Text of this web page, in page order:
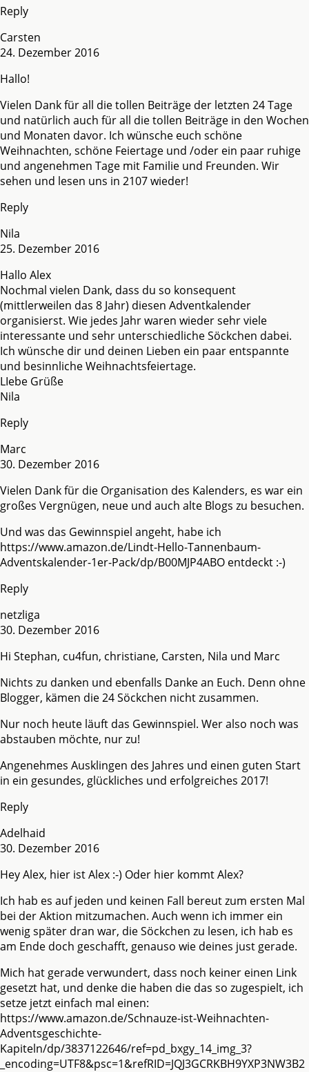
Reply
Carsten
24. Dezember 2016
Hallo!
Vielen Dank für all die tollen Beiträge der letzten 24 Tage
und natürlich auch für all die tollen Beiträge in den Wochen
und Monaten davor. Ich wünsche euch schöne
Weihnachten, schöne Feiertage und /oder ein paar ruhige
und angenehmen Tage mit Familie und Freunden. Wir
sehen und lesen uns in 2107 wieder!
Reply
Nila
25. Dezember 2016
Hallo Alex
Nochmal vielen Dank, dass du so konsequent
(mittlerweilen das 8 Jahr) diesen Adventkalender
organisierst. Wie jedes Jahr waren wieder sehr viele
interessante und sehr unterschiedliche Söckchen dabei.
Ich wünsche dir und deinen Lieben ein paar entspannte
und besinnliche Weihnachtsfeiertage.
LIebe Grüße
Nila
Reply
Marc
30. Dezember 2016
Vielen Dank für die Organisation des Kalenders, es war ein
großes Vergnügen, neue und auch alte Blogs zu besuchen.
Und was das Gewinnspiel angeht, habe ich
https://www.amazon.de/Lindt-Hello-Tannenbaum-
Adventskalender-1er-Pack/dp/B00MJP4ABO entdeckt :-)
Reply
netzliga
30. Dezember 2016
Hi Stephan, cu4fun, christiane, Carsten, Nila und Marc
Nichts zu danken und ebenfalls Danke an Euch. Denn ohne
Blogger, kämen die 24 Söckchen nicht zusammen.
Nur noch heute läuft das Gewinnspiel. Wer also noch was
abstauben möchte, nur zu!
Angenehmes Ausklingen des Jahres und einen guten Start
in ein gesundes, glückliches und erfolgreiches 2017!
Reply
Adelhaid
30. Dezember 2016
Hey Alex, hier ist Alex :-) Oder hier kommt Alex?
Ich hab es auf jeden und keinen Fall bereut zum ersten Mal
bei der Aktion mitzumachen. Auch wenn ich immer ein
wenig später dran war, die Söckchen zu lesen, ich hab es
am Ende doch geschafft, genauso wie deines just gerade.
Mich hat gerade verwundert, dass noch keiner einen Link
gesetzt hat, und denke die haben die das so zugespielt, ich
setze jetzt einfach mal einen:
https://www.amazon.de/Schnauze-ist-Weihnachten-
Adventsgeschichte-
Kapiteln/dp/3837122646/ref=pd_bxgy_14_img_3?
_encoding=UTF8&psc=1&refRID=JQJ3GCRKBH9YXP3NW3B2